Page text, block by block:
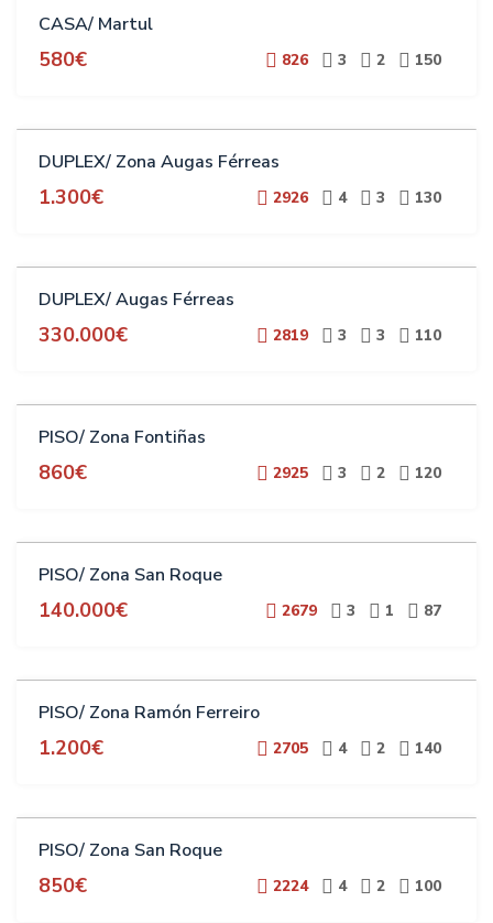
CASA/ Martul
580€ 826 3 2 150
DUPLEX/ Zona Augas Férreas
1.300€ 2926 4 3 130
DUPLEX/ Augas Férreas
330.000€ 2819 3 3 110
PISO/ Zona Fontiñas
860€ 2925 3 2 120
PISO/ Zona San Roque
140.000€ 2679 3 1 87
PISO/ Zona Ramón Ferreiro
1.200€ 2705 4 2 140
ESTUDIANTES
PISO/ Zona San Roque
850€ 2224 4 2 100